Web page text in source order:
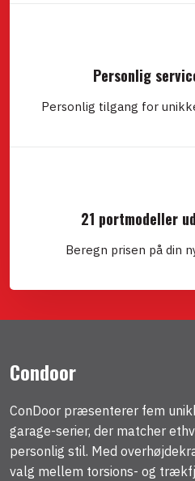
Personlig
Personlig tilgang for
21 portmodeller
Beregn prisen på din
Condoor
ConDoor præsenterer fem
garage-serier, der matcher
personlig stil. Med
valg mellem torsions- og